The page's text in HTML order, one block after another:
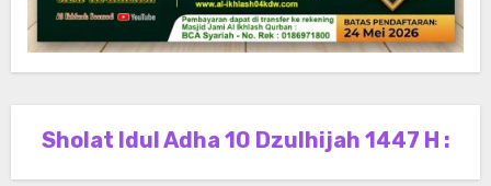
Sholat Idul Adha 10 Dzulhijah 1447 H :